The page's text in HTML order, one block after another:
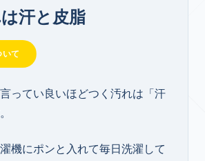
汗と皮脂
いて
ってい良いほどつく汚れは「汗
機にポンと入れて毎日洗濯して